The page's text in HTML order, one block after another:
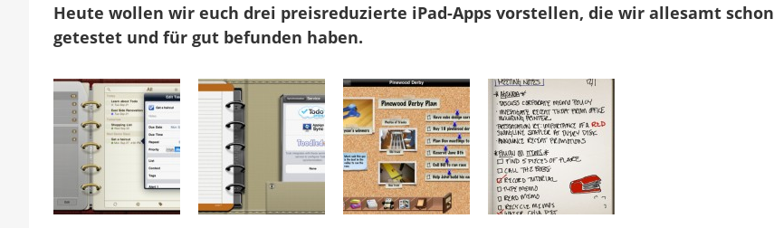
79
Heute wollen wir euch drei preisreduzierte iPad-Apps vorstellen, die wir allesamt schon
getestet und für gut befunden haben.